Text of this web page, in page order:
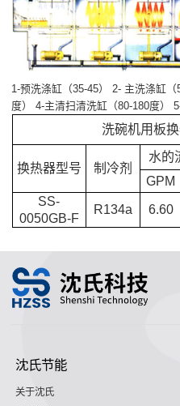
1-预洗涤缸（35-45） 2- 主洗涤缸
度） 4-主清扫清洗缸（80-180度）
洗碗机用板
换热器型号 制冷剂
水的
GPM
SS-
0050GB-F
R134a 6.60
沈氏节能
关于沈氏